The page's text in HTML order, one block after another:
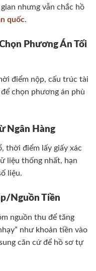
nhưng vẫn chắc hồ
quốc.
Phương Án Tối
điểm nộp, cấu trúc tài
chọn phương án phù
Ngân Hàng
thời điểm lấy giấy xác
liệu thống nhất, hạn
liệu.
Nguồn Tiền
nguồn thu để tăng
như khoản tiền vào
căn cứ để hồ sơ tự